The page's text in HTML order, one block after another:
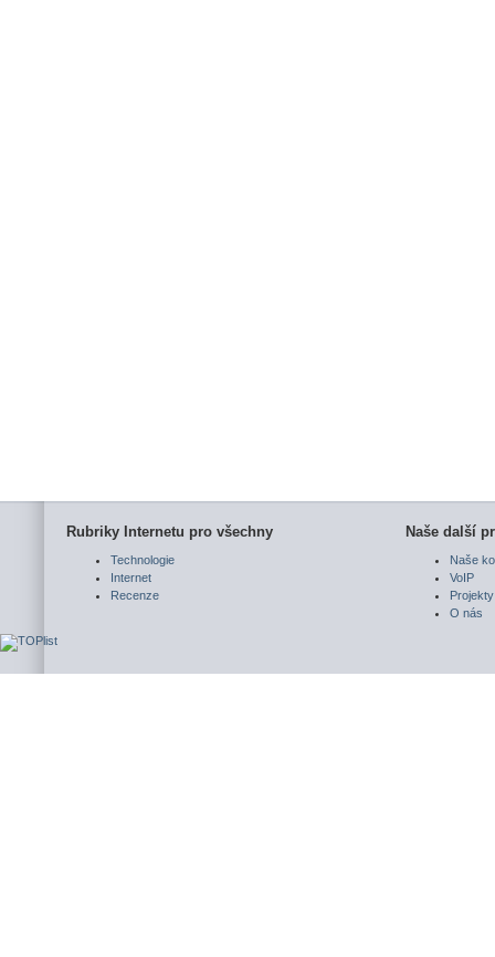
Rubriky Internetu pro všechny
Technologie
Internet
Recenze
Naše další
Naše
VoIP
Projekty
O nás